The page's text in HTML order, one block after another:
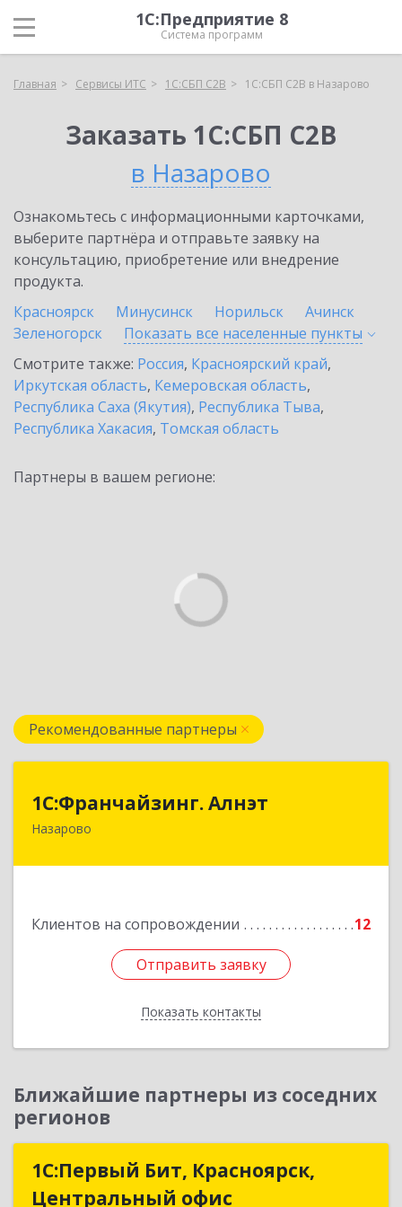
1С:Предприятие 8
Система программ
Главная Сервисы ИТС 1С:СБП C2B 1С:СБП C2B в Назарово
Заказать 1С:СБП C2B
в Назарово
Ознакомьтесь с информационными карточками,
выберите партнёра и отправьте заявку на
консультацию, приобретение или внедрение
продукта.
Красноярск
Минусинск Норильск
Ачинск
Зеленогорск
Показать все населенные пункты
Смотрите также: Россия, Красноярский край,
Иркутская область, Кемеровская область,
Республика Саха (Якутия), Республика Тыва,
Республика Хакасия, Томская область
Партнеры в вашем регионе:
Рекомендованные партнеры
1С:Франчайзинг. Алнэт
Назарово
Клиентов на сопровождении 12
Отправить заявку
Показать контакты
1С:Франчайзинг. Алнэт
662200, Красноярский край, Назарово г,
Отправить заявку
Назад
Ближайшие партнеры из соседних
регионов
1С:Первый Бит, Красноярск,
Центральный офис
1С:Первый Бит, Красноярск,
Центральный офис